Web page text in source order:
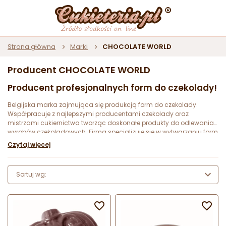
Strona główna Marki CHOCOLATE WORLD
Producent CHOCOLATE WORLD
Producent profesjonalnych form do czekolady!
Belgijska marka zajmująca się produkcją form do czekolady.
Współpracuje z najlepszymi producentami czekolady oraz
mistrzami cukiernictwa tworząc doskonałe produkty do odlewania
wyrobów czekoladowych. Firma specjalizuje się w wytwarzaniu form
z poliwęglanu przeznaczonych do ręcznego formowania oraz
produkcji maszynowej.
Czytaj więcej
Sortuj wg:
 